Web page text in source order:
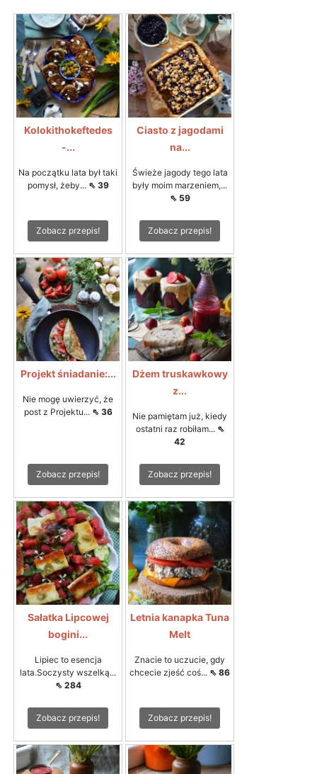
Kolokithokeftedes
-...
Na początku lata był taki
pomysł, żeby... ⇖ 39
Zobacz przepis!
Ciasto z jagodami
na...
Świeże jagody tego lata
były moim marzeniem,...
⇖ 59
Zobacz przepis!
Projekt śniadanie:...
Nie mogę uwierzyć, że
post z Projektu... ⇖ 36
Zobacz przepis!
Dżem truskawkowy
z...
Nie pamiętam już, kiedy
ostatni raz robiłam... ⇖
42
Zobacz przepis!
Sałatka Lipcowej
bogini...
Lipiec to esencja
lata.Soczysty wszelką...
⇖ 284
Zobacz przepis!
Letnia kanapka Tuna
Melt
Znacie to uczucie, gdy
chcecie zjeść coś... ⇖ 86
Zobacz przepis!